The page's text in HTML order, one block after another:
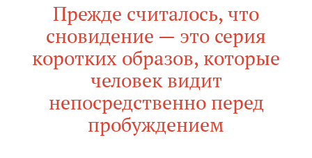
Прежде считалось, что
сновидение — это серия
коротких образов, которые
человек видит
непосредственно перед
пробуждением